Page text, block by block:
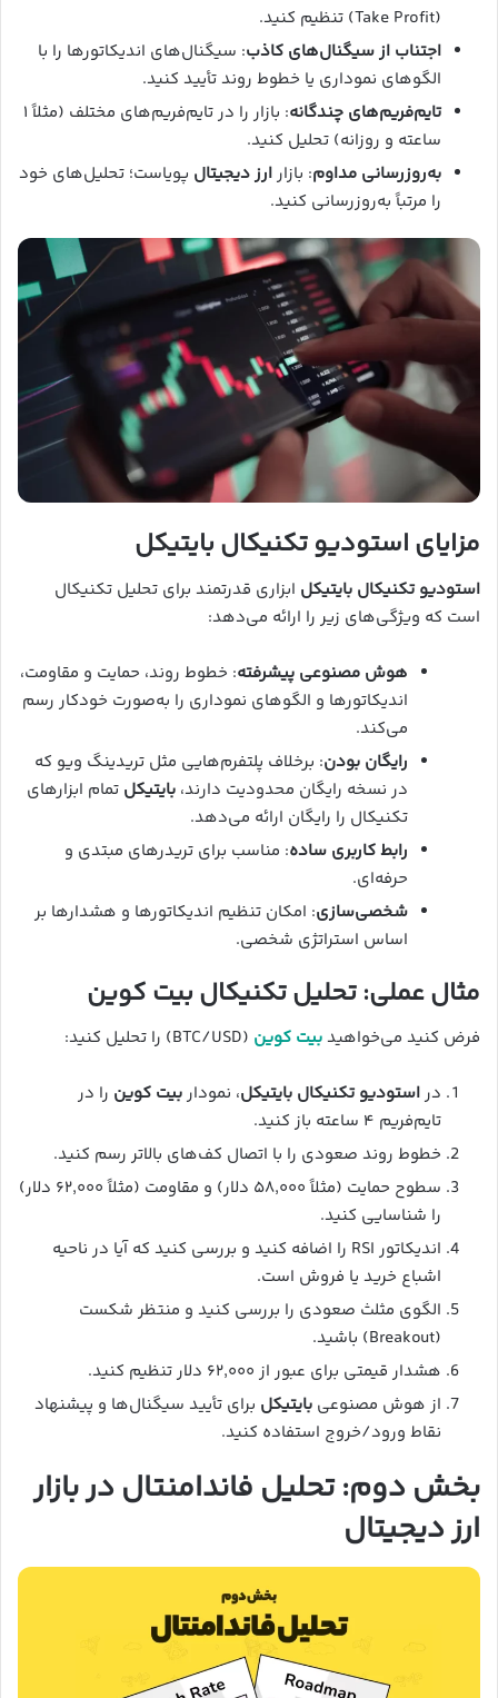
(Take Profit) تنظیم کنید.
اجتناب از سیگنال‌های کاذب: سیگنال‌های اندیکاتورها را با
الگوهای نموداری یا خطوط روند تأیید کنید.
تایم‌فریم‌های چندگانه
: بازار را در تایم‌فریم‌های مختلف (مثلاً ۱
ساعته و روزانه) تحلیل کنید.
به‌روزرسانی مداوم: بازارارز دیجیتال پویاست؛ تحلیل‌های خود
را مرتباً به‌روزرسانی کنید.
مزایای استودیو تکنیکال بایتیکل
استودیو تکنیکال بایتیکل ابزاری قدرتمند برای تحلیل تکنیکال
است که ویژگی‌های زیر را ارائه می‌دهد:
هوش مصنوعی پیشرفته: خطوط روند، حمایت و مقاومت،
اندیکاتورها و الگوهای نموداری را به‌صورت خودکار رسم
می‌کند.
رایگان بودن: برخلاف پلتفرم‌هایی مثل تریدینگ ویو که
در نسخه رایگان محدودیت دارند، بایتیکل تمام ابزارهای
تکنیکال را رایگان ارائه می‌دهد.
رابط کاربری ساده: مناسب برای تریدرهای مبتدی و
حرفه‌ای.
شخصی‌سازی: امکان تنظیم اندیکاتورها و هشدارها بر
اساس استراتژی شخصی.
مثال عملی: تحلیل تکنیکال بیت کوین
فرض کنید می‌خواهیدبیت کوین (BTC/USD) را تحلیل کنید:
دراستودیو تکنیکال بایتیکل، نموداربیت کوین را در
تایم‌فریم ۴ ساعته باز کنید.
خطوط روند صعودی را با اتصال کف‌های بالاتر رسم کنید.
سطوح حمایت (مثلاً ۵۸,۰۰۰ دلار) و مقاومت (مثلاً ۶۲,۰۰۰ دلار)
را شناسایی کنید.
اندیکاتور RSI را اضافه کنید و بررسی کنید که آیا در ناحیه
اشباع خرید یا فروش است.
الگوی مثلث صعودی را بررسی کنید و منتظر شکست
(Breakout) باشید.
هشدار قیمتی برای عبور از ۶۲,۰۰۰ دلار تنظیم کنید.
از هوش مصنوعی بایتیکل برای تأیید سیگنال‌ها و پیشنهاد
نقاط ورود/خروج استفاده کنید.
بخش دوم: تحلیل فاندامنتال در بازار
ارز دیجیتال